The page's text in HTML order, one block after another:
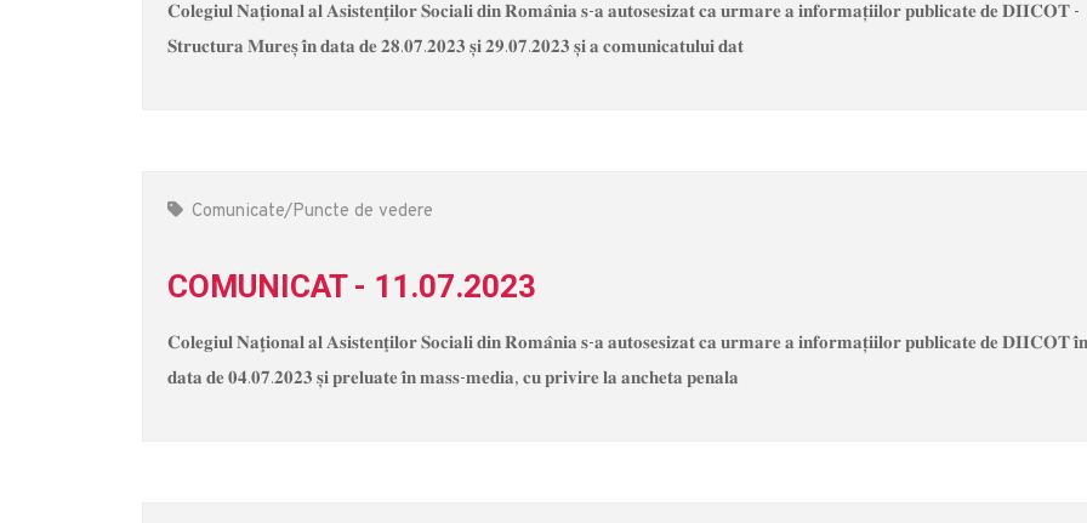
𝐂𝐨𝐥𝐞𝐠𝐢𝐮𝐥 𝐍𝐚𝐭̧𝐢𝐨𝐧𝐚𝐥 𝐚𝐥 𝐀𝐬𝐢𝐬𝐭𝐞𝐧𝐭̧𝐢𝐥𝐨𝐫 𝐒𝐨𝐜𝐢𝐚𝐥𝐢 𝐝𝐢𝐧 𝐑𝐨𝐦𝐚̂𝐧𝐢𝐚 𝐬-𝐚 𝐚𝐮𝐭𝐨𝐬𝐞𝐬𝐢𝐳𝐚𝐭 𝐜𝐚 𝐮𝐫𝐦𝐚𝐫𝐞 𝐚 𝐢𝐧𝐟𝐨𝐫𝐦𝐚𝐭̦𝐢𝐢𝐥𝐨𝐫 𝐩𝐮𝐛𝐥𝐢𝐜𝐚𝐭𝐞 𝐝𝐞 𝐃𝐈𝐈𝐂𝐎𝐓 -
𝐒𝐭𝐫𝐮𝐜𝐭𝐮𝐫𝐚 𝐌𝐮𝐫𝐞𝐬̦ 𝐢̂𝐧 𝐝𝐚𝐭𝐚 𝐝𝐞 𝟐𝟖.𝟎𝟕.𝟐𝟎𝟐𝟑 𝐬̦𝐢 𝟐𝟗.𝟎𝟕.𝟐𝟎𝟐𝟑 𝐬̦𝐢 𝐚 𝐜𝐨𝐦𝐮𝐧𝐢𝐜𝐚𝐭𝐮𝐥𝐮𝐢 𝐝𝐚𝐭
Comunicate/Puncte de vedere
COMUNICAT - 11.07.2023
𝐂𝐨𝐥𝐞𝐠𝐢𝐮𝐥 𝐍𝐚𝐭̧𝐢𝐨𝐧𝐚𝐥 𝐚𝐥 𝐀𝐬𝐢𝐬𝐭𝐞𝐧𝐭̧𝐢𝐥𝐨𝐫 𝐒𝐨𝐜𝐢𝐚𝐥𝐢 𝐝𝐢𝐧 𝐑𝐨𝐦𝐚̂𝐧𝐢𝐚 𝐬-𝐚 𝐚𝐮𝐭𝐨𝐬𝐞𝐬𝐢𝐳𝐚𝐭 𝐜𝐚 𝐮𝐫𝐦𝐚𝐫𝐞 𝐚 𝐢𝐧𝐟𝐨𝐫𝐦𝐚𝐭̦𝐢𝐢𝐥𝐨𝐫 𝐩𝐮𝐛𝐥𝐢𝐜𝐚𝐭𝐞 𝐝𝐞 𝐃𝐈𝐈𝐂𝐎𝐓 𝐢̂𝐧
𝐝𝐚𝐭𝐚 𝐝𝐞 𝟎𝟒.𝟎𝟕.𝟐𝟎𝟐𝟑 𝐬̦𝐢 𝐩𝐫𝐞𝐥𝐮𝐚𝐭𝐞 𝐢̂𝐧 𝐦𝐚𝐬𝐬-𝐦𝐞𝐝𝐢𝐚, 𝐜𝐮 𝐩𝐫𝐢𝐯𝐢𝐫𝐞 𝐥𝐚 𝐚𝐧𝐜𝐡𝐞𝐭𝐚 𝐩𝐞𝐧𝐚𝐥𝐚